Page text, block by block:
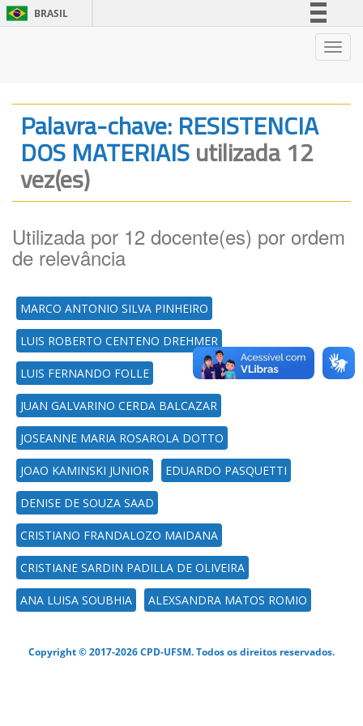
BRASIL
Legislação
Canais
Palavra-chave: RESISTENCIA
DOS MATERIAISutilizada 12
vez(es)
Utilizada por 12 docente(es) por ordem
de relevância
MARCO ANTONIO SILVA PINHEIRO
LUIS ROBERTO CENTENO DREHMER
LUIS FERNANDO FOLLE
JUAN GALVARINO CERDA BALCAZAR
JOSEANNE MARIA ROSAROLA DOTTO
JOAO KAMINSKI JUNIOR EDUARDO PASQUETTI
DENISE DE SOUZA SAAD
CRISTIANO FRANDALOZO MAIDANA
CRISTIANE SARDIN PADILLA DE OLIVEIRA
ANA LUISA SOUBHIA ALEXSANDRA MATOS ROMIO
Copyright © 2017-2026 CPD-UFSM. Todos os direitos reservados.